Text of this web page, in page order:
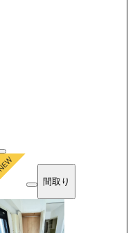
間取り